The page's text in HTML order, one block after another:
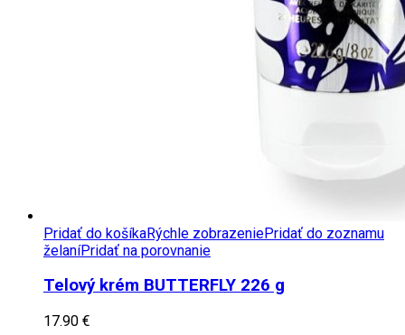
Pridať do košíkaRýchle zobrazeniePridať do zoznamu
želaníPridať na porovnanie
Telový krém BUTTERFLY 226 g
17.90 €